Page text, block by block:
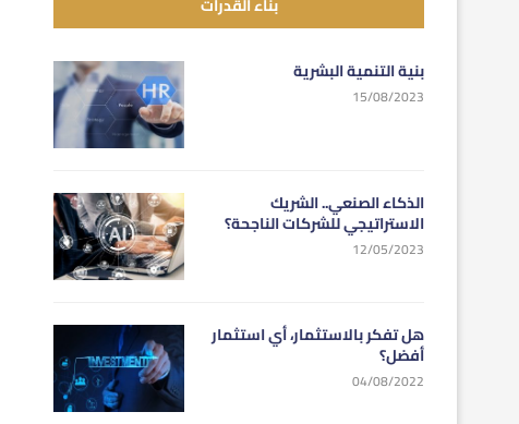
بنية التنمية البشرية
15/08/2023
الذكاء الصنعي.. الشريك
الاستراتيجي للشركات الناجحة؟
12/05/2023
هل تفكر بالاستثمار، أي استثمار
أفضل؟
04/08/2022